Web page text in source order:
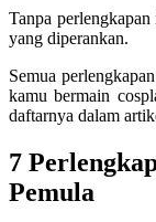
Tanpa
yang diperankan.
Semua
kamu bermain
daftarnya dalam
7
Pemula